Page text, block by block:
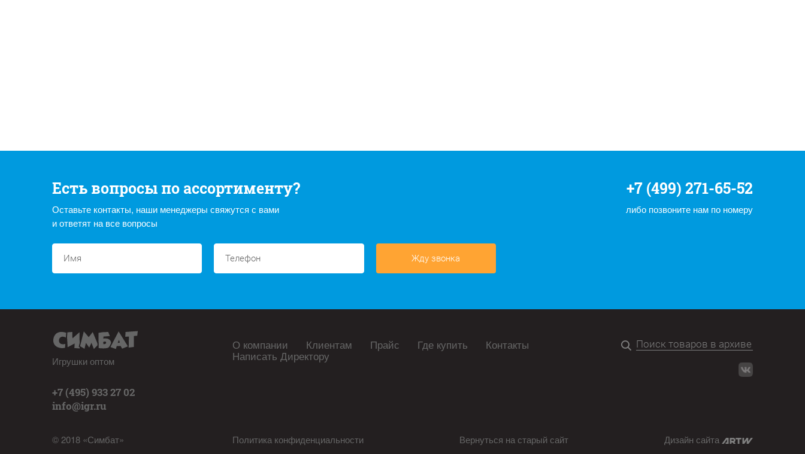
Есть вопросы по ассортименту?
Оставьте контакты, наши менеджеры свяжутся с вами
и ответят на все вопросы
+7 (499) 271-65-52
либо позвоните нам по номеру
Жду звонка
Игрушки оптом
+7 (495) 933 27 02
info@igr.ru
© 2018 «Симбат»
О компании Клиентам Прайс Где купить Контакты
Написать Директору
Политика конфиденциальности Вернуться на старый сайт Дизайн сайта